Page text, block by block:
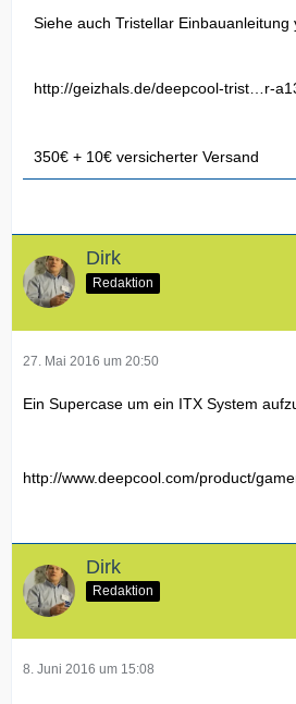
Siehe auch Tristellar Einbauanleitung
http://geizhals.de/deepcool-trist…r-
350€ + 10€ versicherter Versand
Dirk
Redaktion
27. Mai 2016 um 20:50
Ein Supercase um ein ITX System
http://www.deepcool.com/product/
Dirk
Redaktion
8. Juni 2016 um 15:08